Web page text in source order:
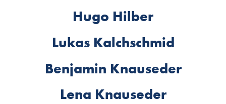
Hugo Hilber
Lukas Kalchschmid
Benjamin Knauseder
Lena Knauseder